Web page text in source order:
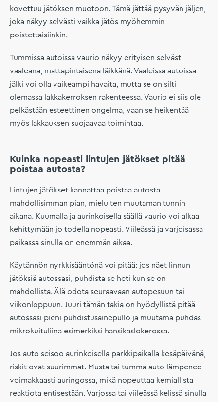
kovettuu jätöksen muotoon. Tämä jättää pysyvän jäljen,
joka näkyy selvästi vaikka jätös myöhemmin
poistettaisiinkin.
Tummissa autoissa vaurio näkyy erityisen selvästi
vaaleana, mattapintaisena läikkänä. Vaaleissa autoissa
jälki voi olla vaikeampi havaita, mutta se on silti
olemassa lakkakerroksen rakenteessa. Vaurio ei siis ole
pelkästään esteettinen ongelma, vaan se heikentää
myös lakkauksen suojaavaa toimintaa.
Kuinka nopeasti lintujen jätökset pitää
poistaa autosta?
Lintujen jätökset kannattaa poistaa autosta
mahdollisimman pian, mieluiten muutaman tunnin
aikana. Kuumalla ja aurinkoisella säällä vaurio voi alkaa
kehittymään jo todella nopeasti. Viileässä ja varjoisassa
paikassa sinulla on enemmän aikaa.
Käytännön nyrkkisääntönä voi pitää: jos näet linnun
jätöksiä autossasi, puhdista se heti kun se on
mahdollista. Älä odota seuraavaan autopesuun tai
viikonloppuun. Juuri tämän takia on hyödyllistä pitää
autossasi pieni puhdistusainepullo ja muutama puhdas
mikrokuituliina esimerkiksi hansikaslokerossa.
Jos auto seisoo aurinkoisella parkkipaikalla kesäpäivänä,
riskit ovat suurimmat. Musta tai tumma auto lämpenee
voimakkaasti auringossa, mikä nopeuttaa kemiallista
reaktiota entisestään. Varjossa tai viileässä kelissä sinulla